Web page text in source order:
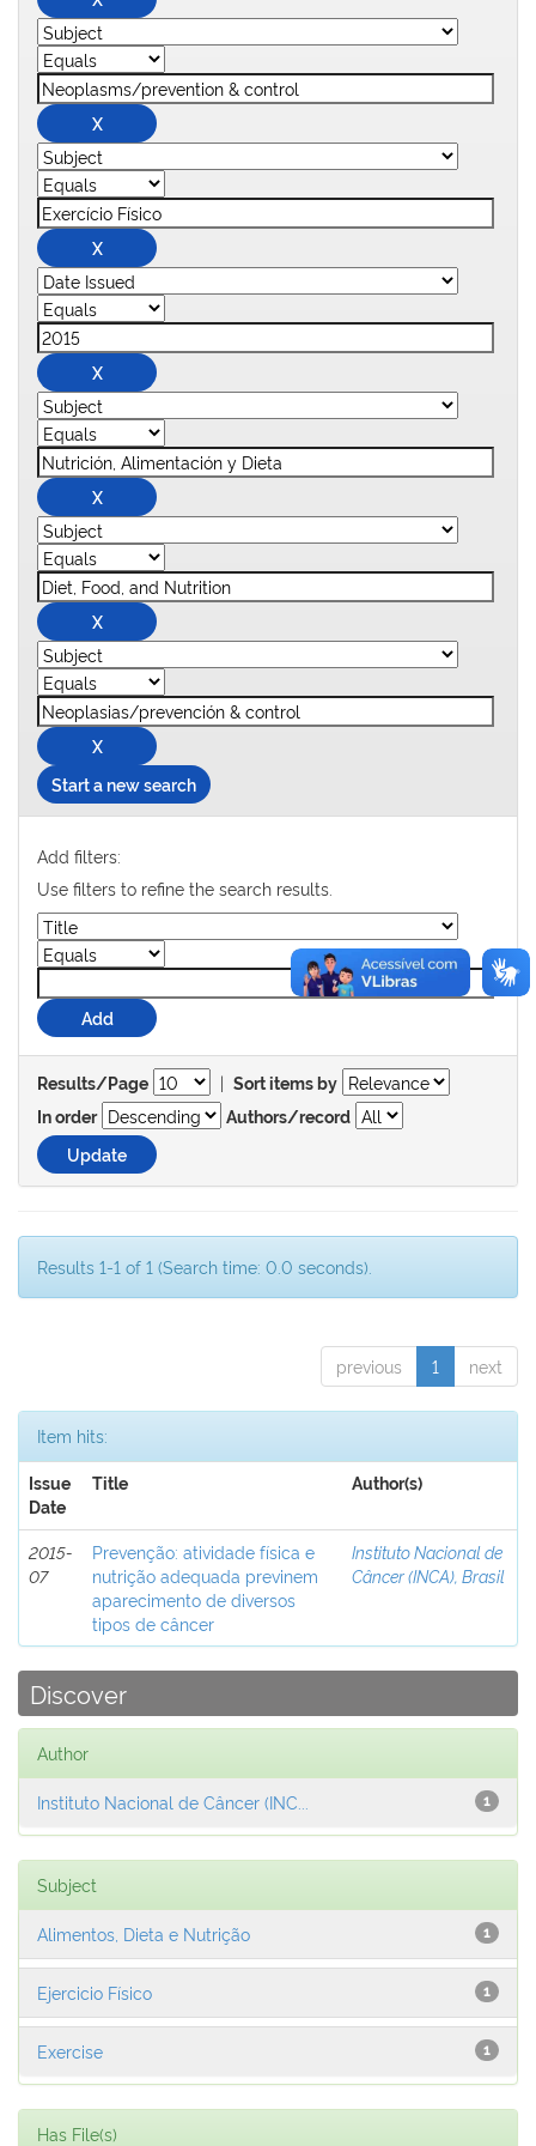
Start a new search
Add filters:
Use filters to refine the search results.
Results/Page | Sort items by
In order
Authors/record
Results 1-1 of 1 (Search time: 0.0 seconds).
previous 1 next
Item hits:
Issue
Date
Title Author(s)
2015-
07
Prevenção: atividade física e
nutrição adequada previnem
aparecimento de diversos
tipos de câncer
Instituto Nacional de
Câncer (INCA), Brasil
Discover
Author
1
Instituto Nacional de Câncer (INC...
Subject
1
Alimentos, Dieta e Nutrição
1
Ejercicio Físico
1
Exercise
Has File(s)